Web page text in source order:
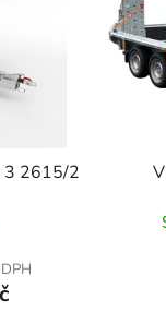
p
r
o
k
t
ů
3 2615/2